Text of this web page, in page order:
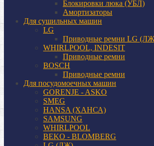
Блокировки люка (УБЛ)
Амортизаторы
Для сушильных машин
LG
Приводные ремни LG
WHIRLPOOL, INDESIT
Приводные ремни
BOSCH
Приводные ремни
Для посудомоечных машин
GORENJE - ASKO
SMEG
HANSA (ХАНСА)
SAMSUNG
WHIRLPOOL
BEKO - BLOMBERG